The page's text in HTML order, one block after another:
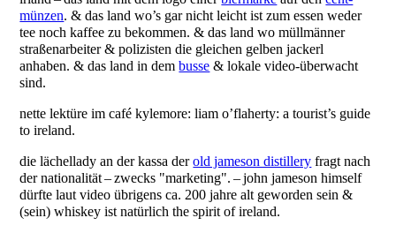
münzen. & das land wo’s gar nicht leicht ist zum essen weder
tee noch kaffee zu bekommen. & das land wo müllmänner
straßenarbeiter & polizisten die gleichen gelben jackerl
anhaben. & das land in dembusse & lokale video-überwacht
sind.
nette lektüre im café kylemore: liam o’flaherty: a tourist’s guide
to ireland.
die lächellady an der kassa derold jameson distillery fragt nach
der nationalität – zwecks "marketing". – john jameson himself
dürfte laut video übrigens ca. 200 jahre alt geworden sein &
(sein) whiskey ist natürlich the spirit of ireland.